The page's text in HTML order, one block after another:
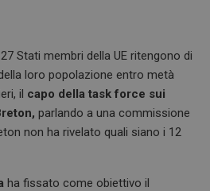
Stati membri della UE ritengono di
loro popolazione entro metà
il capo della task force sui
parlando a una commissione
non ha rivelato quali siano i 12
ha fissato come obiettivo il